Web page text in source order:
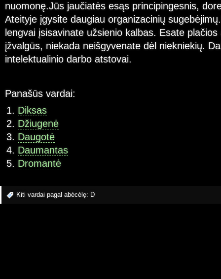
nuomonę.Jūs jaučiatės esąs principingesnis,
Ateityje įgysite daugiau organizacinių
lengvai įsisavinate užsienio kalbas. Esate
įžvalgūs, niekada neišgyvenate dėl niekniekių.
intelektualinio darbo atstovai.
Panašūs vardai:
Diksas
Džiugenė
Daugotė
Daumantas
Dromantė
Kiti vardai pagal abėcėlę: D